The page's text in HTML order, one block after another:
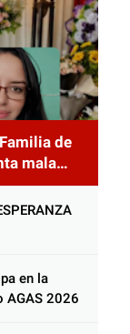
de
mala
en la
AGAS 2026